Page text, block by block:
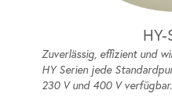
HY-
Zuverlässig, effizient und
HY Serien jede
230 V und 400 V verfügbar.